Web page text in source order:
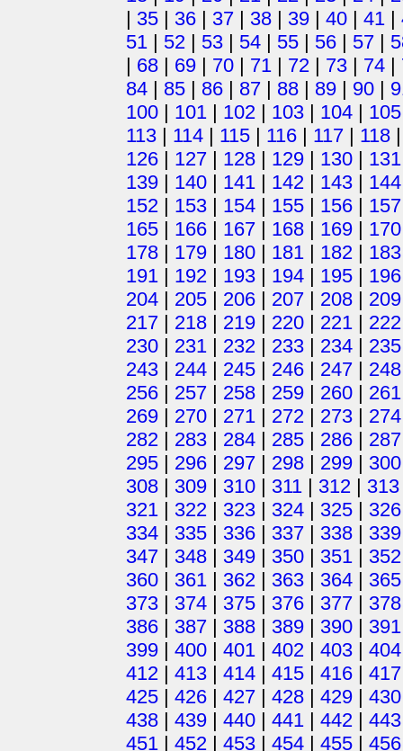
| 35 | 36 | 37 | 38 | 39 | 40 | 41 |
51 | 52 | 53 | 54 | 55 | 56 | 57 |
| 68 | 69 | 70 | 71 | 72 | 73 | 74 |
84 | 85 | 86 | 87 | 88 | 89 | 90 |
100 | 101 | 102 | 103 | 104 | 105
113 | 114 | 115 | 116 | 117 | 118
126 | 127 | 128 | 129 | 130 | 131
139 | 140 | 141 | 142 | 143 | 144
152 | 153 | 154 | 155 | 156 | 157
165 | 166 | 167 | 168 | 169 | 170
178 | 179 | 180 | 181 | 182 | 183
191 | 192 | 193 | 194 | 195 | 196
204 | 205 | 206 | 207 | 208 | 209
217 | 218 | 219 | 220 | 221 | 222
230 | 231 | 232 | 233 | 234 | 235
243 | 244 | 245 | 246 | 247 | 248
256 | 257 | 258 | 259 | 260 | 261
269 | 270 | 271 | 272 | 273 | 274
282 | 283 | 284 | 285 | 286 | 287
295 | 296 | 297 | 298 | 299 | 300
308 | 309 | 310 | 311 | 312 | 313
321 | 322 | 323 | 324 | 325 | 326
334 | 335 | 336 | 337 | 338 | 339
347 | 348 | 349 | 350 | 351 | 352
360 | 361 | 362 | 363 | 364 | 365
373 | 374 | 375 | 376 | 377 | 378
386 | 387 | 388 | 389 | 390 | 391
399 | 400 | 401 | 402 | 403 | 404
412 | 413 | 414 | 415 | 416 | 417
425 | 426 | 427 | 428 | 429 | 430
438 | 439 | 440 | 441 | 442 | 443
451 | 452 | 453 | 454 | 455 | 456